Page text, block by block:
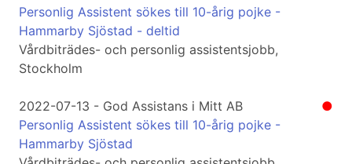
Personlig Assistent sökes till 10-årig pojke -
Hammarby Sjöstad - deltid
Vårdbiträdes- och personlig assistentsjobb,
Stockholm
●
2022-07-13 - God Assistans i Mitt AB
Personlig Assistent sökes till 10-årig pojke -
Hammarby Sjöstad